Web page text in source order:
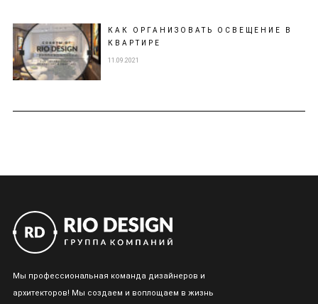
КАК ОРГАНИЗОВАТЬ ОСВЕЩЕНИЕ В
КВАРТИРЕ
11.09.2021
Мы профессиональная команда дизайнеров и
архитекторов! Мы создаем и воплощаем в жизнь